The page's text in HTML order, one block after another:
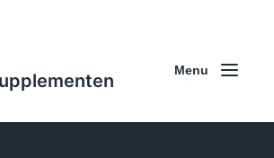
Menu